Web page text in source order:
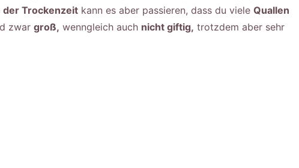
der Trockenzeit kann es aber passieren, dass du viele Quallen
zwar groß, wenngleich auch nicht giftig, trotzdem aber sehr